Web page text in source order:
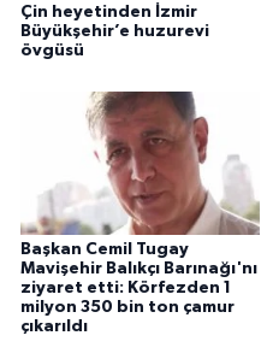
Çin heyetinden İzmir
Büyükşehir’e huzurevi
övgüsü
Başkan Cemil Tugay
Mavişehir Balıkçı Barınağı'nı
ziyaret etti: Körfezden 1
milyon 350 bin ton çamur
çıkarıldı